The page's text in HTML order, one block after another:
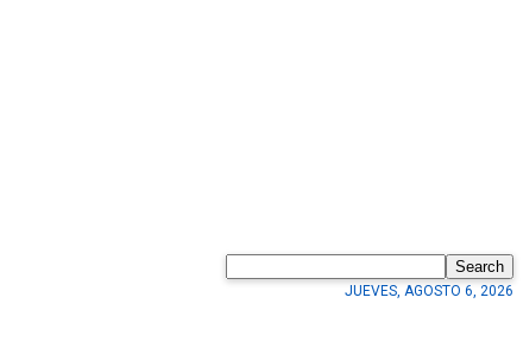
Search
JUEVES, AGOSTO 6, 2026